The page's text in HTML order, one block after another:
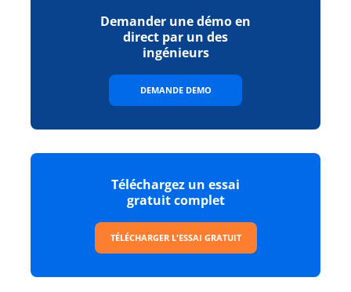
Demander une démo en
direct par un des
ingénieurs
DEMANDE DEMO
Téléchargez un essai
gratuit complet
TÉLÉCHARGER L'ESSAI GRATUIT